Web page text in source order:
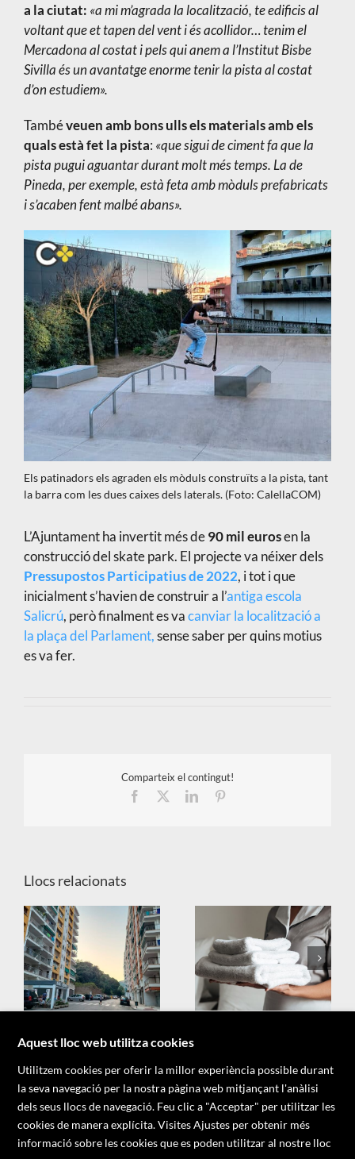
a la ciutat: «a mi m’agrada la localització, te edificis al
voltant que et tapen del vent i és acollidor… tenim el
Mercadona al costat i pels qui anem a l’Institut Bisbe
Sivilla és un avantatge enorme tenir la pista al costat
d’on estudiem».
Tambéveuen amb bons ulls els materials amb els
quals està fet la pista: «que sigui de ciment fa que la
pista pugui aguantar durant molt més temps. La de
Pineda, per exemple, està feta amb mòduls prefabricats
i s’acaben fent malbé abans».
Els patinadors els agraden els mòduls construïts a la pista, tant
la barra com les dues caixes dels laterals. (Foto: CalellaCOM)
L’Ajuntament ha invertit més de90 mil eurosen la
construcció del skate park. El projecte va néixer dels
Pressupostos Participatius de 2022, i tot i que
inicialment s’havien de construir a l’antiga escola
Salicrú, però finalment es vacanviar la localització a
la plaça del Parlament,sense saber per quins motius
es va fer.
Comparteix el contingut!
Facebook
LinkedIn
Llocs relacionats
Copyright 2026 - Associació d'Informadors del Maresme
Aquest lloc web utilitza cookies
Utilitzem cookies per oferir la millor experiència possible durant
la seva navegació per la nostra pàgina web mitjançant l'anàlisi
dels seus llocs de navegació. Feu clic a "Acceptar" per utilitzar les
cookies de manera explícita. Visites Ajustes per obtenir més
informació sobre les cookies que es poden utilitzar al nostre lloc